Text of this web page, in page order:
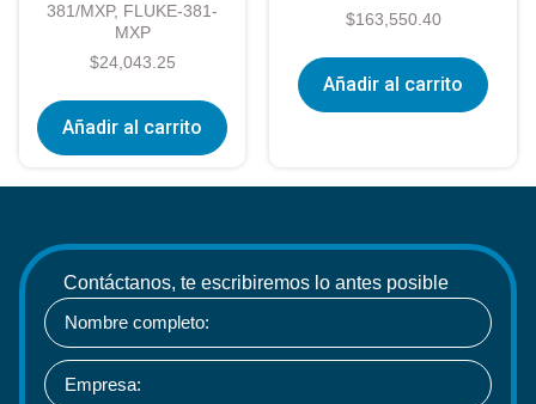
381/MXP, FLUKE-381-
MXP
$24,043.25
Añadir al carrito
$163,550.40
Añadir al carrito
Contáctanos, te escribiremos lo antes posible